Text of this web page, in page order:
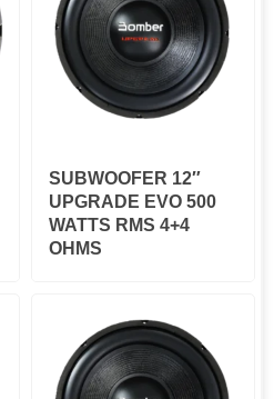
SUBWOOFER 12″
UPGRADE EVO 500
WATTS RMS 4+4
OHMS